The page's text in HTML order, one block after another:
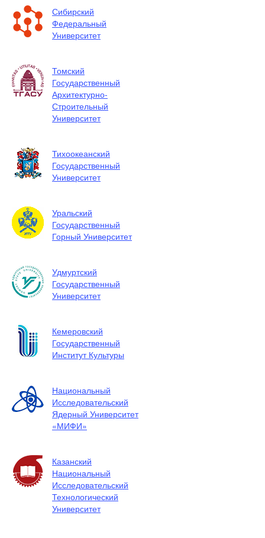
Сибирский
Федеральный
Университет
Томский
Государственный
Архитектурно-
Строительный
Университет
Тихоокеанский
Государственный
Университет
Уральский
Государственный
Горный Университет
Удмуртский
Государственный
Университет
Кемеровский
Государственный
Институт Культуры
Национальный
Исследовательский
Ядерный Университет
«МИФИ»
Казанский
Национальный
Исследовательский
Технологический
Университет